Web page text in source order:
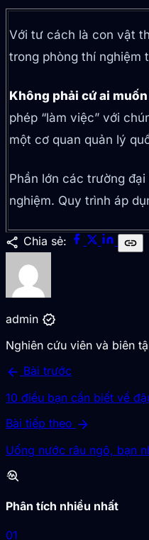
Với tư cách là con vật
trong phòng thí nghiệm
Không phải cứ ai
phép “làm việc” với
một cơ quan quản lý
Phần lớn các trường
nghiệm. Quy trình áp
share Chia sẻ: link
admin verified
Nghiên cứu viên và biên
arrow_back Bài trước
10 điều bạn cần biết về
Bài tiếp theo arrow_forward
Uống nước râu ngô, bạn
troubleshoot
Phân tích nhiều nhất
01